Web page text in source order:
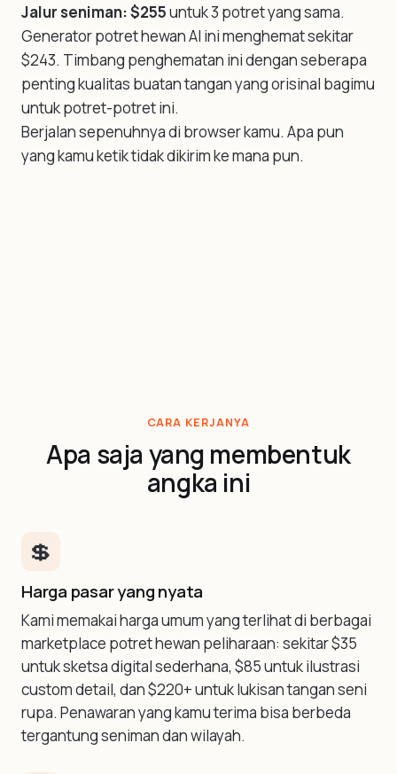
Jalur seniman: $255untuk 3 potret yang sama.
Generator potret hewan AI ini menghemat sekitar
$243. Timbang penghematan ini dengan seberapa
penting kualitas buatan tangan yang orisinal bagimu
untuk potret-potret ini.
Berjalan sepenuhnya di browser kamu. Apa pun
yang kamu ketik tidak dikirim ke mana pun.
CARA KERJANYA
Apa saja yang membentuk
angka ini
💲
Harga pasar yang nyata
Kami memakai harga umum yang terlihat di berbagai
marketplace potret hewan peliharaan: sekitar $35
untuk sketsa digital sederhana, $85 untuk ilustrasi
custom detail, dan $220+ untuk lukisan tangan seni
rupa. Penawaran yang kamu terima bisa berbeda
tergantung seniman dan wilayah.